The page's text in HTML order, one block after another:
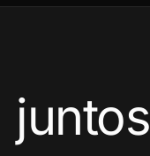
juntos